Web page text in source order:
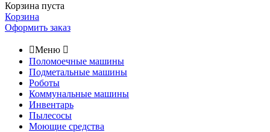
Корзина пуста
Корзина
Оформить заказ
Меню 
Поломоечные машины
Подметальные машины
Роботы
Коммунальные машины
Инвентарь
Пылесосы
Моющие средства